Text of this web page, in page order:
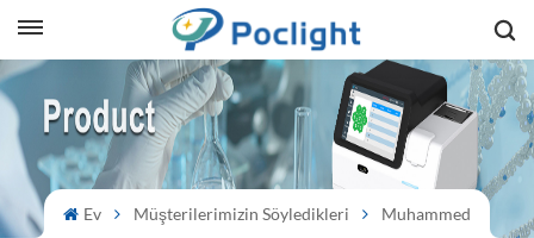
Ev Müşterilerimizin Söyledikleri Muhammed